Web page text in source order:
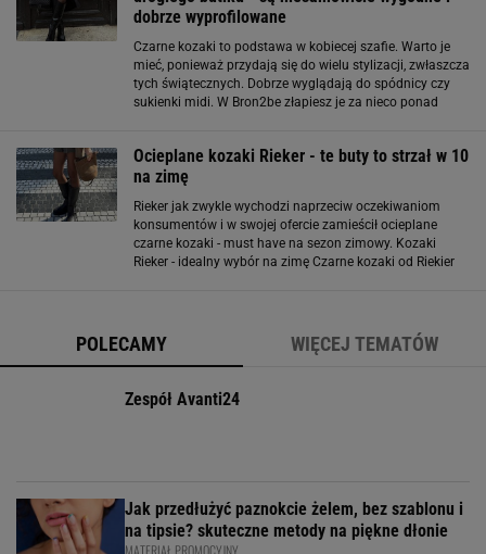
dobrze wyprofilowane
Czarne kozaki to podstawa w kobiecej szafie. Warto je
mieć, ponieważ przydają się do wielu stylizacji, zwłaszcza
tych świątecznych. Dobrze wyglądają do spódnicy czy
sukienki midi. W Bron2be złapiesz je za nieco ponad
Ocieplane kozaki Rieker - te buty to strzał w 10
na zimę
Rieker jak zwykle wychodzi naprzeciw oczekiwaniom
konsumentów i w swojej ofercie zamieścił ocieplane
czarne kozaki - must have na sezon zimowy. Kozaki
Rieker - idealny wybór na zimę Czarne kozaki od Riekier
POLECAMY WIĘCEJ TEMATÓW
Zespół Avanti24
Jak przedłużyć paznokcie żelem, bez szablonu i
na tipsie? skuteczne metody na piękne dłonie
MATERIAŁ PROMOCYJNY